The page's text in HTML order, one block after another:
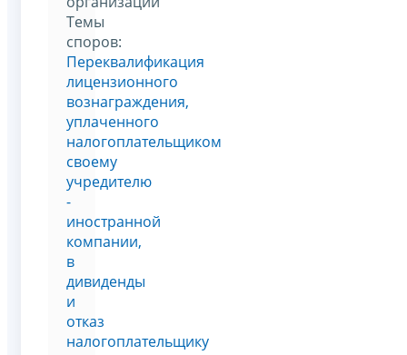
Темы
споров:
Переквалификация
лицензионного
вознаграждения,
уплаченного
налогоплательщиком
своему
учредителю
-
иностранной
компании,
в
дивиденды
и
отказ
налогоплательщику